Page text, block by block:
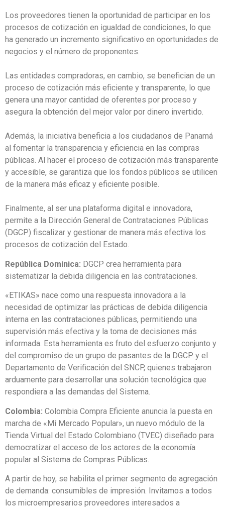
Los proveedores tienen la oportunidad de participar en los
procesos de cotización en igualdad de condiciones, lo que
ha generado un incremento significativo en oportunidades de
negocios y el número de proponentes.
Las entidades compradoras, en cambio, se benefician de un
proceso de cotización más eficiente y transparente, lo que
genera una mayor cantidad de oferentes por proceso y
asegura la obtención del mejor valor por dinero invertido.
Además, la iniciativa beneficia a los ciudadanos de Panamá
al fomentar la transparencia y eficiencia en las compras
públicas. Al hacer el proceso de cotización más transparente
y accesible, se garantiza que los fondos públicos se utilicen
de la manera más eficaz y eficiente posible.
Finalmente, al ser una plataforma digital e innovadora,
permite a la Dirección General de Contrataciones Públicas
(DGCP) fiscalizar y gestionar de manera más efectiva los
procesos de cotización del Estado.
República Dominica: DGCP crea herramienta para
sistematizar la debida diligencia en las contrataciones.
«ETIKAS» nace como una respuesta innovadora a la
necesidad de optimizar las prácticas de debida diligencia
interna en las contrataciones públicas, permitiendo una
supervisión más efectiva y la toma de decisiones más
informada. Esta herramienta es fruto del esfuerzo conjunto y
del compromiso de un grupo de pasantes de la DGCP y el
Departamento de Verificación del SNCP, quienes trabajaron
arduamente para desarrollar una solución tecnológica que
respondiera a las demandas del Sistema.
Colombia: Colombia Compra Eficiente anuncia la puesta en
marcha de «Mi Mercado Popular», un nuevo módulo de la
Tienda Virtual del Estado Colombiano (TVEC) diseñado para
democratizar el acceso de los actores de la economía
popular al Sistema de Compras Públicas.
A partir de hoy, se habilita el primer segmento de agregación
de demanda: consumibles de impresión. Invitamos a todos
los microempresarios proveedores interesados a